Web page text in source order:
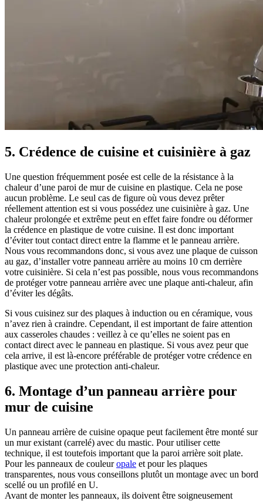
5. Crédence de cuisine et cuisinière à gaz
Une question fréquemment posée est celle de la résistance à la
chaleur d’une paroi de mur de cuisine en plastique. Cela ne pose
aucun problème. Le seul cas de figure où vous devez prêter
réellement attention est si vous possédez une cuisinière à gaz. Une
chaleur prolongée et extrême peut en effet faire fondre ou déformer
la crédence en plastique de votre cuisine. Il est donc important
d’éviter tout contact direct entre la flamme et le panneau arrière.
Nous vous recommandons donc, si vous avez une plaque de cuisson
au gaz, d’installer votre panneau arrière au moins 10 cm derrière
votre cuisinière. Si cela n’est pas possible, nous vous recommandons
de protéger votre panneau arrière avec une plaque anti-chaleur, afin
d’éviter les dégâts.
Si vous cuisinez sur des plaques à induction ou en céramique, vous
n’avez rien à craindre. Cependant, il est important de faire attention
aux casseroles chaudes : veillez à ce qu’elles ne soient pas en
contact direct avec le panneau en plastique. Si vous avez peur que
cela arrive, il est là-encore préférable de protéger votre crédence en
plastique avec une protection anti-chaleur.
6. Montage d’un panneau arrière pour
mur de cuisine
Un panneau arrière de cuisine opaque peut facilement être monté sur
un mur existant (carrelé) avec du mastic. Pour utiliser cette
technique, il est toutefois important que la paroi arrière soit plate.
Pour les panneaux de couleuropale et pour les plaques
transparentes, nous vous conseillons plutôt un montage avec un bord
scellé ou un profilé en U.
Avant de monter les panneaux, ils doivent être soigneusement